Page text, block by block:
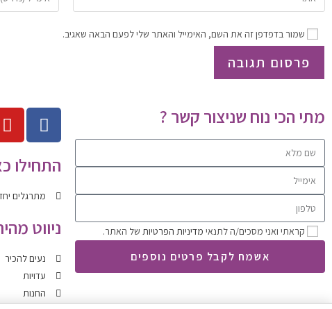
שמור בדפדפן זה את השם, האימייל והאתר שלי לפעם הבאה שאגיב.
מתי הכי נוח שניצור קשר ?
קראתי ואני מסכים/ה לתנאי מדיניות הפרטיות של האתר.
אשמח לקבל פרטים נוספים
התחילו
מתרגלים
ניווט
נעים להכיר
עדויות
החנות